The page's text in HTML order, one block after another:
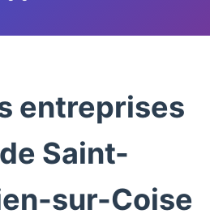
entreprises
Saint-
sur-Coise